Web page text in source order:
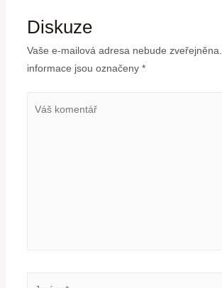
Diskuze
Vaše e-mailová adresa nebude zveřejněna.
informace jsou označeny *